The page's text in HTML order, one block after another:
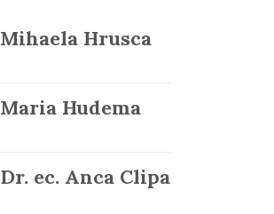
Mihaela Hrusca
Maria Hudema
Dr. ec. Anca Clipa